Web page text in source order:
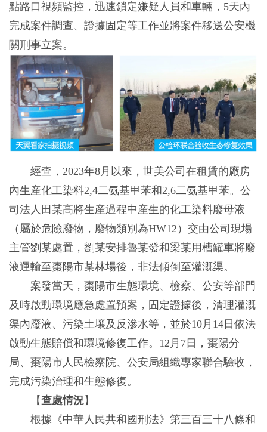
點路口視頻監控，迅速鎖定嫌疑人員和車輛，5天內
完成案件調查、證據固定等工作並將案件移送公安機
關刑事立案。
經查，2023年8月以來，世美公司在租賃的廠房
內生産化工染料2,4二氨基甲苯和2,6二氨基甲苯。公
司法人田某高將生産過程中産生的化工染料廢母液
（屬於危險廢物，廢物類別為HW12）交由公司現場
主管劉某處置，劉某安排魯某發和梁某用槽罐車將廢
液運輸至棗陽市某林場後，非法傾倒至灌溉渠。
案發當天，棗陽市生態環境、檢察、公安等部門
及時啟動環境應急處置預案，固定證據後，清理灌溉
渠內廢液、污染土壤及反滲水等，並於10月14日依法
啟動生態賠償和環境修復工作。12月7日，棗陽分
局、棗陽市人民檢察院、公安局組織專家聯合驗收，
完成污染治理和生態修復。
【查處情況】
根據《中華人民共和國刑法》第三百三十八條和